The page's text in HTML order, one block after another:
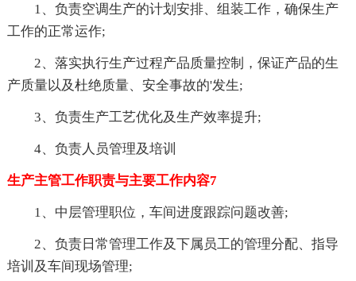
1、负责空调生产的计划安排、组装工作，确保生产
工作的正常运作;
2、落实执行生产过程产品质量控制，保证产品的生
产质量以及杜绝质量、安全事故的'发生;
3、负责生产工艺优化及生产效率提升;
4、负责人员管理及培训
生产主管工作职责与主要工作内容7
1、中层管理职位，车间进度跟踪问题改善;
2、负责日常管理工作及下属员工的管理分配、指导
培训及车间现场管理;